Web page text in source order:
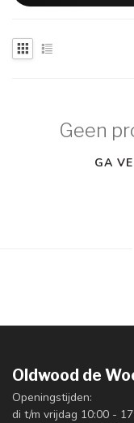
Geen
GA
Oldwood de
Openingstijden:
di t/m vrijdag 10:00 -